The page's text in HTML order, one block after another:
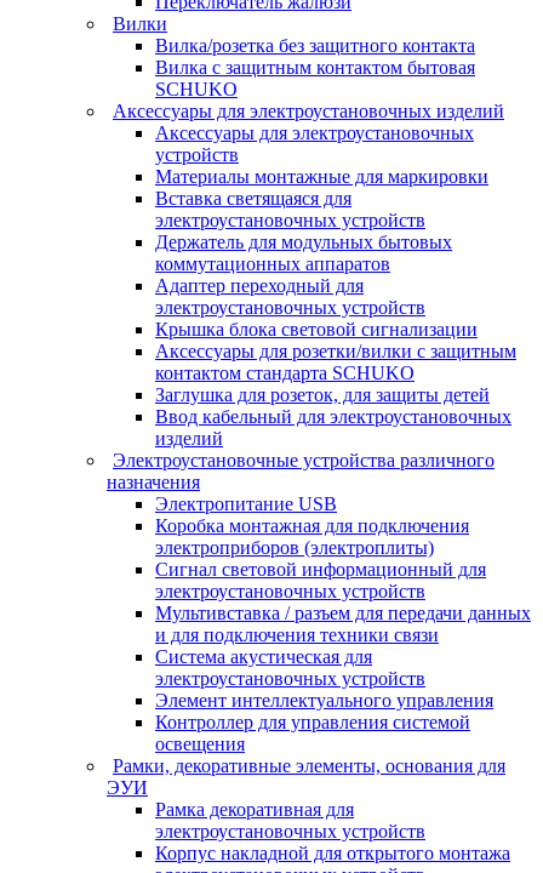
Вилки
Вилка/розетка без защитного контакта
Вилка с защитным контактом бытовая
SCHUKO
Аксессуары для электроустановочных изделий
Аксессуары для электроустановочных
устройств
Материалы монтажные для маркировки
Вставка светящаяся для
электроустановочных устройств
Держатель для модульных бытовых
коммутационных аппаратов
Адаптер переходный для
электроустановочных устройств
Крышка блока световой сигнализации
Аксессуары для розетки/вилки с защитным
контактом стандарта SCHUKO
Заглушка для розеток, для защиты детей
Ввод кабельный для электроустановочных
изделий
Электроустановочные устройства различного
назначения
Электропитание USB
Коробка монтажная для подключения
электроприборов (электроплиты)
Сигнал световой информационный для
электроустановочных устройств
Мультивставка / разъем для передачи данных
и для подключения техники связи
Система акустическая для
электроустановочных устройств
Элемент интеллектуального управления
Контроллер для управления системой
освещения
Рамки, декоративные элементы, основания для
ЭУИ
Рамка декоративная для
электроустановочных устройств
Корпус накладной для открытого монтажа